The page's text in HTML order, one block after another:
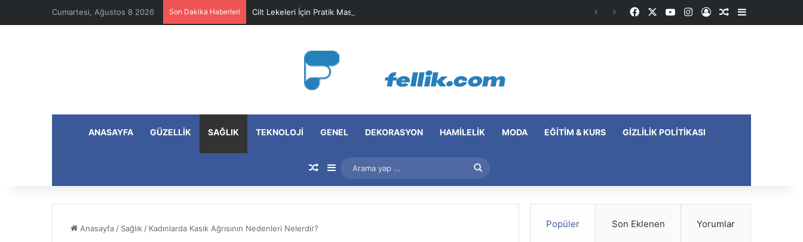
Cumartesi, Ağustos 8 2026 Son Dakika Haberleri Cilt Lekeleri İçin Pratik Maske Önerileri FacebookYouTubeInstagram
Kayıt OlRastgele Makale
Kenar
ANASAYFA GÜZELLIK SAĞLIK TEKNOLOJI GENEL DEKORASYON HAMILELIK MODA EĞITIM & KURS GIZLILIK POLITIKASI
Rastgele Makale
Kenar Bölmesi
Arama
yap
Anasayfa / Sağlık / Kadınlarda Kasık Ağrısının Nedenleri Nelerdir? Popüler Son Eklenen Yorumlar